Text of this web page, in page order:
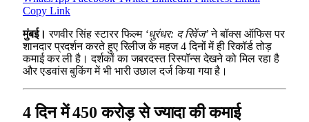
Copy Link
मुंबई। रणवीर सिंह स्टारर फिल्म ‘धुरंधर: द रिवेंज’ने बॉक्स ऑफिस पर
शानदार प्रदर्शन करते हुए रिलीज के महज 4 दिनों में ही रिकॉर्ड तोड़
कमाई कर ली है। दर्शकों का जबरदस्त रिस्पॉन्स देखने को मिल रहा है
और एडवांस बुकिंग में भी भारी उछाल दर्ज किया गया है।
4 दिन में 450 करोड़ से ज्यादा की कमाई